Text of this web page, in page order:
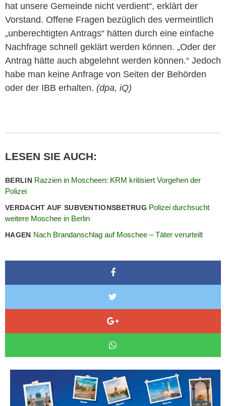
hat unsere Gemeinde nicht verdient“, erklärt der
Vorstand. Offene Fragen bezüglich des vermeintlich
„unberechtigten Antrags“ hätten durch eine einfache
Nachfrage schnell geklärt werden können. „Oder der
Antrag hätte auch abgelehnt werden können.“ Jedoch
habe man keine Anfrage von Seiten der Behörden
oder der IBB erhalten. (dpa, iQ)
LESEN SIE AUCH:
BERLIN Razzien in Moscheen: KRM kritisiert Vorgehen der
Polizei
VERDACHT AUF SUBVENTIONSBETRUG Polizei durchsucht
weitere Moschee in Berlin
HAGEN Nach Brandanschlag auf Moschee – Täter verurteilt